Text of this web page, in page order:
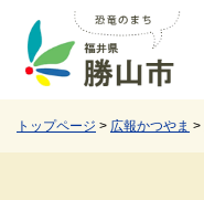
トップページ > 広報かつやま >